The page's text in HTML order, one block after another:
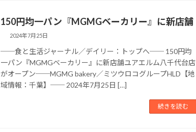
150円均一パン『MGMGベーカリー』に新店舗
2024年7月25日
──食と生活ジャーナル／デイリー：トップへ── 150円均
一パン『MGMGベーカリー』に新店舗ユアエルム八千代台店
がオープン──MGMG bakery／ミツウロコグループHLD【地
域情報：千葉】── 2024年7月25日 […]
続きを読む